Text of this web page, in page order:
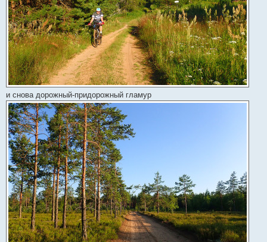
и снова дорожный-придорожный гламур